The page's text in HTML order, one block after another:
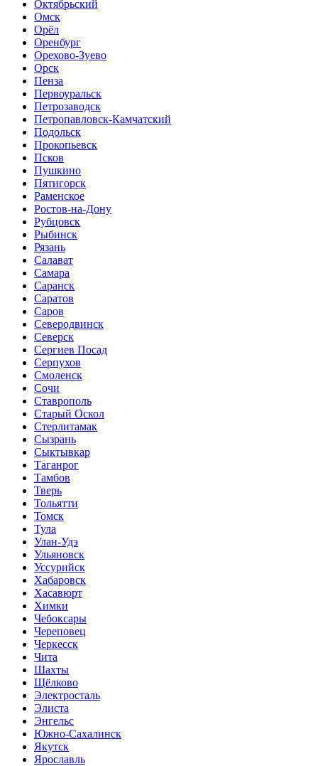
Октябрьский
Омск
Орёл
Оренбург
Орехово-Зуево
Орск
Пенза
Первоуральск
Петрозаводск
Петропавловск-Камчатский
Подольск
Прокопьевск
Псков
Пушкино
Пятигорск
Раменское
Ростов-на-Дону
Рубцовск
Рыбинск
Рязань
Салават
Самара
Саранск
Саратов
Саров
Северодвинск
Северск
Сергиев Посад
Серпухов
Смоленск
Сочи
Ставрополь
Старый Оскол
Стерлитамак
Сызрань
Сыктывкар
Таганрог
Тамбов
Тверь
Тольятти
Томск
Тула
Улан-Удэ
Ульяновск
Уссурийск
Хабаровск
Хасавюрт
Химки
Чебоксары
Череповец
Черкесск
Чита
Шахты
Щёлково
Электросталь
Элиста
Энгельс
Южно-Сахалинск
Якутск
Ярославль